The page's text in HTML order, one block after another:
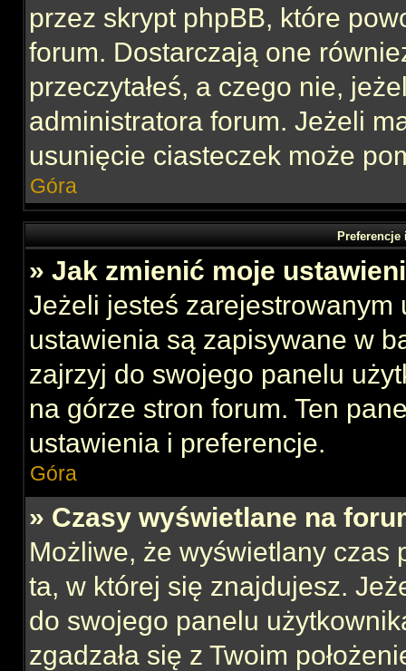
przez skrypt phpBB, które
forum. Dostarczają one
przeczytałeś, a czego nie,
administratora forum. Jeżeli
usunięcie ciasteczek może
Góra
» Jak zmienić moje
Jeżeli jesteś zarejestrowanym
ustawienia są zapisywane w
zajrzyj do swojego panelu
na górze stron forum. Ten
ustawienia i preferencje.
Góra
» Czasy wyświetlane na
Możliwe, że wyświetlany czas
ta, w której się znajdujesz.
do swojego panelu
zgadzała się z Twoim